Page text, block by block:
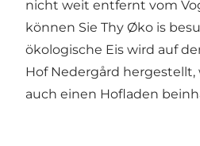
nicht weit entfernt vom
können Sie Thy Øko is
ökologische Eis wird auf
Hof Nedergård
auch einen Hofladen